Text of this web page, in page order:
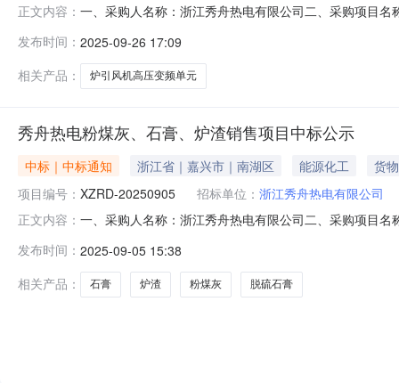
正文内容： 一、采购人名称：浙江秀舟热电有限公司二、采购项目
地址：/2、采购人名称：浙江秀舟热电有限公司联系人
发布时间： 2025-09-26 17:09
相关产品：
炉引风机高压变频单元
秀舟热电粉煤灰、石膏、炉渣销售项目中标公示
中标｜中标通知 浙江省｜嘉兴市｜南湖区 能源化工
货物
项目编号： XZRD-20250905 招标单位： 浙江秀舟热电有限公司
正文内容： 一、采购人名称：浙江秀舟热电有限公司二、采购项目
购人名称：浙江秀舟热电有限公司联系人：汪女士联系
发布时间： 2025-09-05 15:38
相关产品：
石膏 炉渣 粉煤灰 脱硫石膏